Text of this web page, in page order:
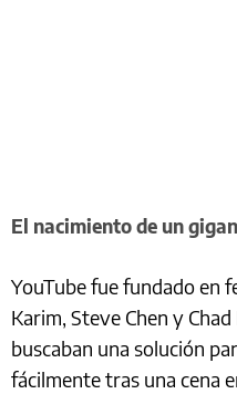
El nacimiento de un
YouTube fue fundado en
Karim, Steve Chen y
buscaban una solución
fácilmente tras una cena